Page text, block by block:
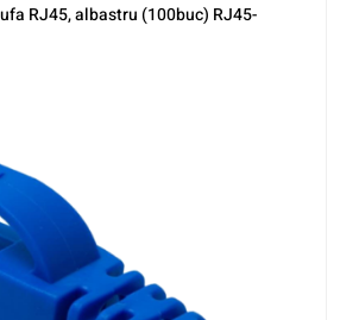
RJ45, albastru (100buc) RJ45-